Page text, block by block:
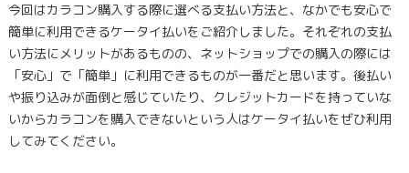
今回はカラコン購入する際に選べる支払い方法と、なかでも安心で
簡単に利用できるケータイ払いをご紹介しました。それぞれの支払
い方法にメリットがあるものの、ネットショップでの購入の際には
「安心」で「簡単」に利用できるものが一番だと思います。後払い
や振り込みが面倒と感じていたり、クレジットカードを持っていな
いからカラコンを購入できないという人はケータイ払いをぜひ利用
してみてください。